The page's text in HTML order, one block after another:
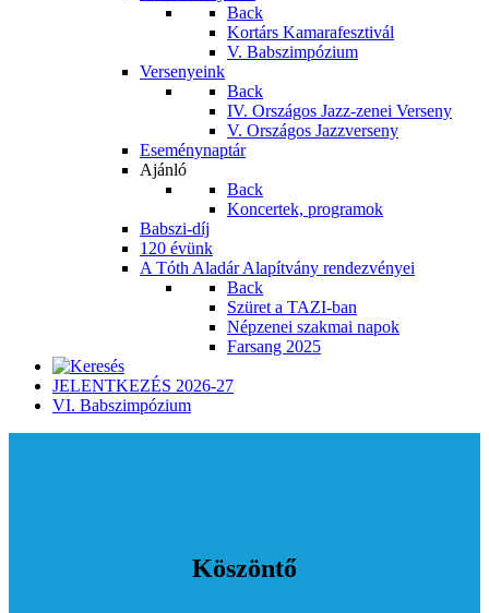
Back
Kortárs Kamarafesztivál
V. Babszimpózium
Versenyeink
Back
IV. Országos Jazz-zenei Verseny
V. Országos Jazzverseny
Eseménynaptár
Ajánló
Back
Koncertek, programok
Babszi-díj
120 évünk
A Tóth Aladár Alapítvány rendezvényei
Back
Szüret a TAZI-ban
Népzenei szakmai napok
Farsang 2025
JELENTKEZÉS 2026-27
VI. Babszimpózium
Köszöntő